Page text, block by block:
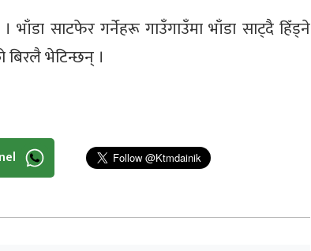
भाँडा साटफेर गर्नेहरू गाउँगाउँमा भाँडा साट्दै हिँड्ने
बिरलै भेटिन्छन् ।